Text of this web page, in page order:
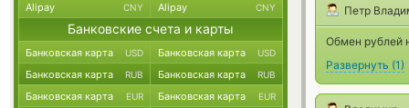
Петр
Обмен рублей
Развернуть (1)
Alipay CNY Alipay CNY
Банковские счета и карты
Банковская карта USD Банковская карта USD
Банковская карта RUB Банковская карта RUB
Банковская карта EUR Банковская карта EUR